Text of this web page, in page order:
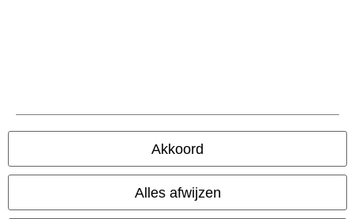
Akkoord
Alles afwijzen
Onze online shops
Meer info over Large